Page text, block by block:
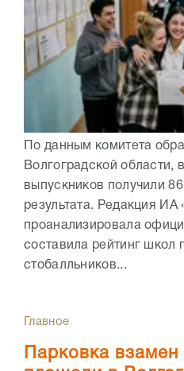
По данным комитета
Волгоградской области,
выпускников получили
результата. Редакция ИА
проанализировала
составила рейтинг школ
стобалльников...
Главное
Парковка